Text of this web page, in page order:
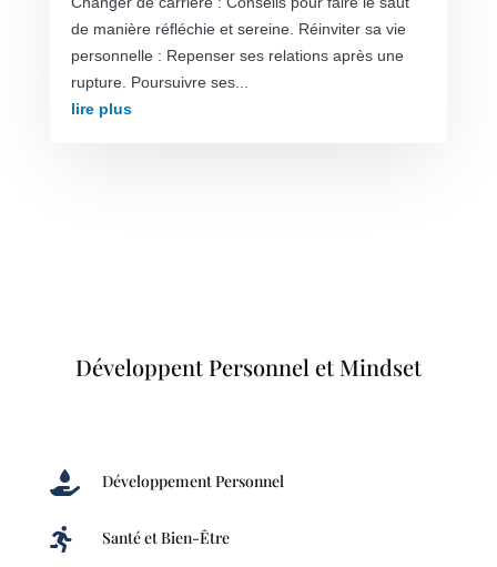
de manière réfléchie et sereine. Réinviter sa vie
personnelle : Repenser ses relations après une
rupture. Poursuivre ses...
lire plus
Développent Personnel et Mindset
 Développement Personnel
 Santé et Bien-Être